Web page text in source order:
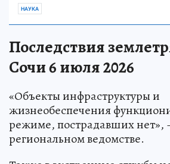
НАУКА
Последствия
Сочи 6 июля 2026
«Объекты инфраструктуры и
жизнеобеспечения
режиме, пострадавших нет»,
региональном ведомстве.